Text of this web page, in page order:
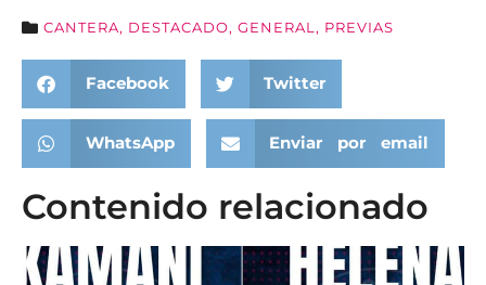
CANTERA, DESTACADO, GENERAL , PREVIAS
Facebook Twitter
WhatsApp Enviar por email
Contenido relacionado